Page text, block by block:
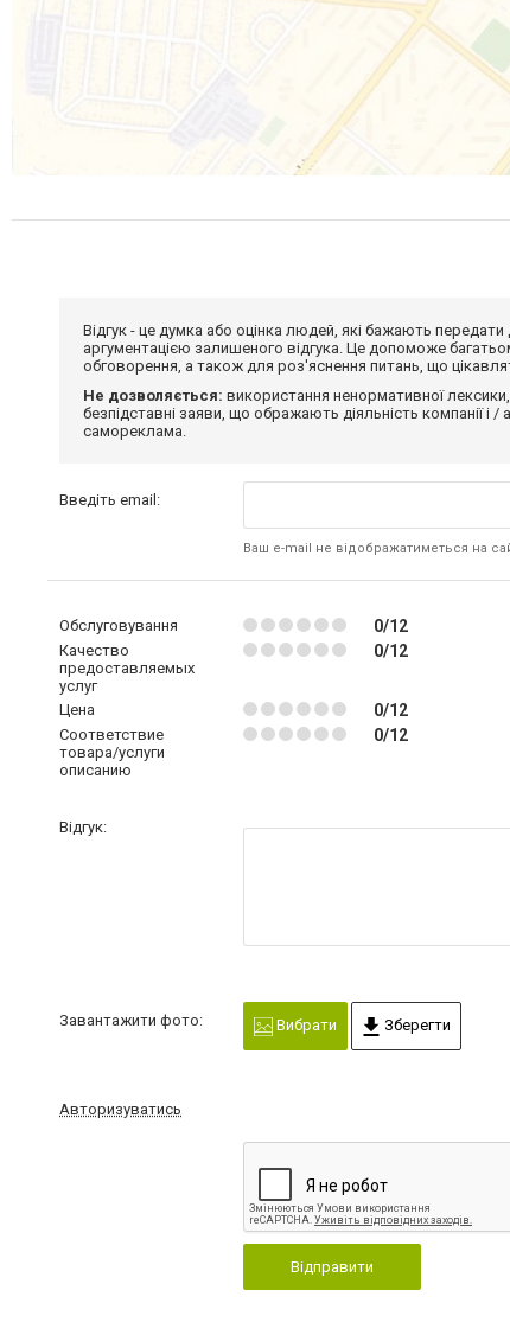
Відгук - це думка або оцінка людей, які бажають
аргументацією залишеного відгука. Це допоможе
обговорення, а також для роз'яснення питань, що
Не дозволяється: використання ненормативної
безпідставні заяви, що ображають діяльність компанії і
самореклама.
Введіть email:
Ваш e-mail не відображатиметься на
Обслуговування 0/12
Качество
предоставляемых
услуг
0/12
Цена 0/12
Соответствие
товара/услуги
описанию
0/12
Відгук:
Завантажити фото: Вибрати Зберегти
Авторизуватись
Відправити